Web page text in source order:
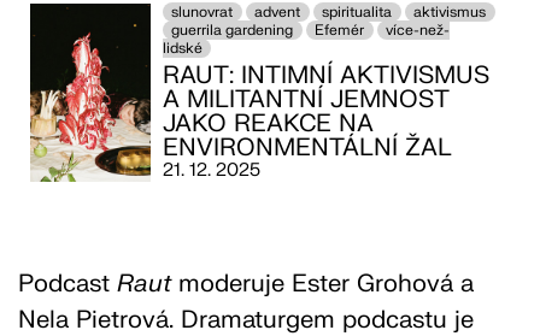
slunovrat advent spiritualita
aktivismus
guerrila gardening
Efemér
více-než-
lidské
RAUT: INTIMNÍ AKTIVISMUS
A MILITANTNÍ JEMNOST
JAKO REAKCE NA
ENVIRONMENTÁLNÍ ŽAL
21. 12. 2025
Podcast Rautmoderuje Ester Grohová a
Nela Pietrová. Dramaturgem podcastu je